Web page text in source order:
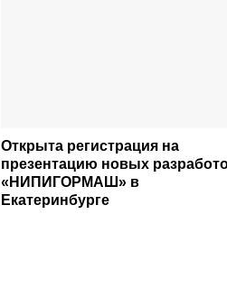
Открыта регистрация на
презентацию новых
«НИПИГОРМАШ» в
Екатеринбурге